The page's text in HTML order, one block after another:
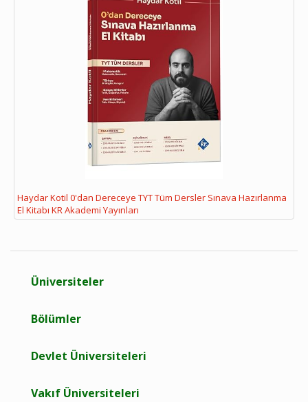
Haydar Kotil 0'dan Dereceye TYT Tüm Dersler Sınava Hazırlanma
El Kitabı KR Akademi Yayınları
Üniversiteler
Bölümler
Devlet Üniversiteleri
Vakıf Üniversiteleri